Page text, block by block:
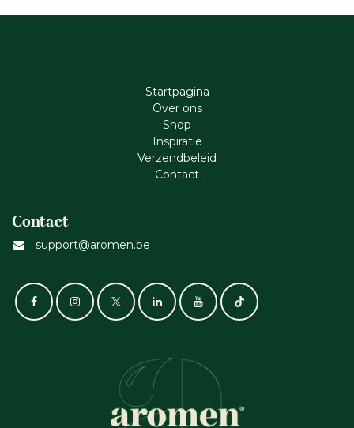
Startpagina
Ove​r​ ons
Shop
Inspiratie
Verzendbeleid
Cont​act
Contact
support@aromen.be